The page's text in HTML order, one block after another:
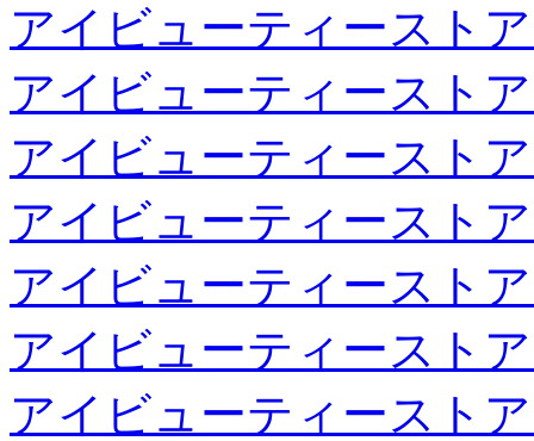
アイビューティースト
アイビューティースト
アイビューティースト
アイビューティースト
アイビューティースト
アイビューティースト
アイビューティースト